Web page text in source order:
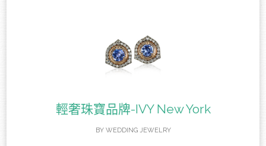
輕奢珠寶品牌-IVY New York
BY WEDDING JEWELRY